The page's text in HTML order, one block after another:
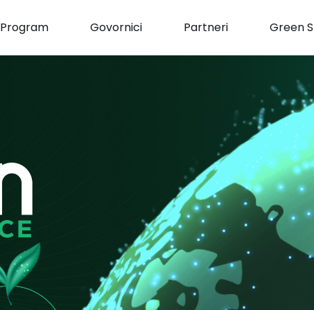
Program Govornici Partneri Green